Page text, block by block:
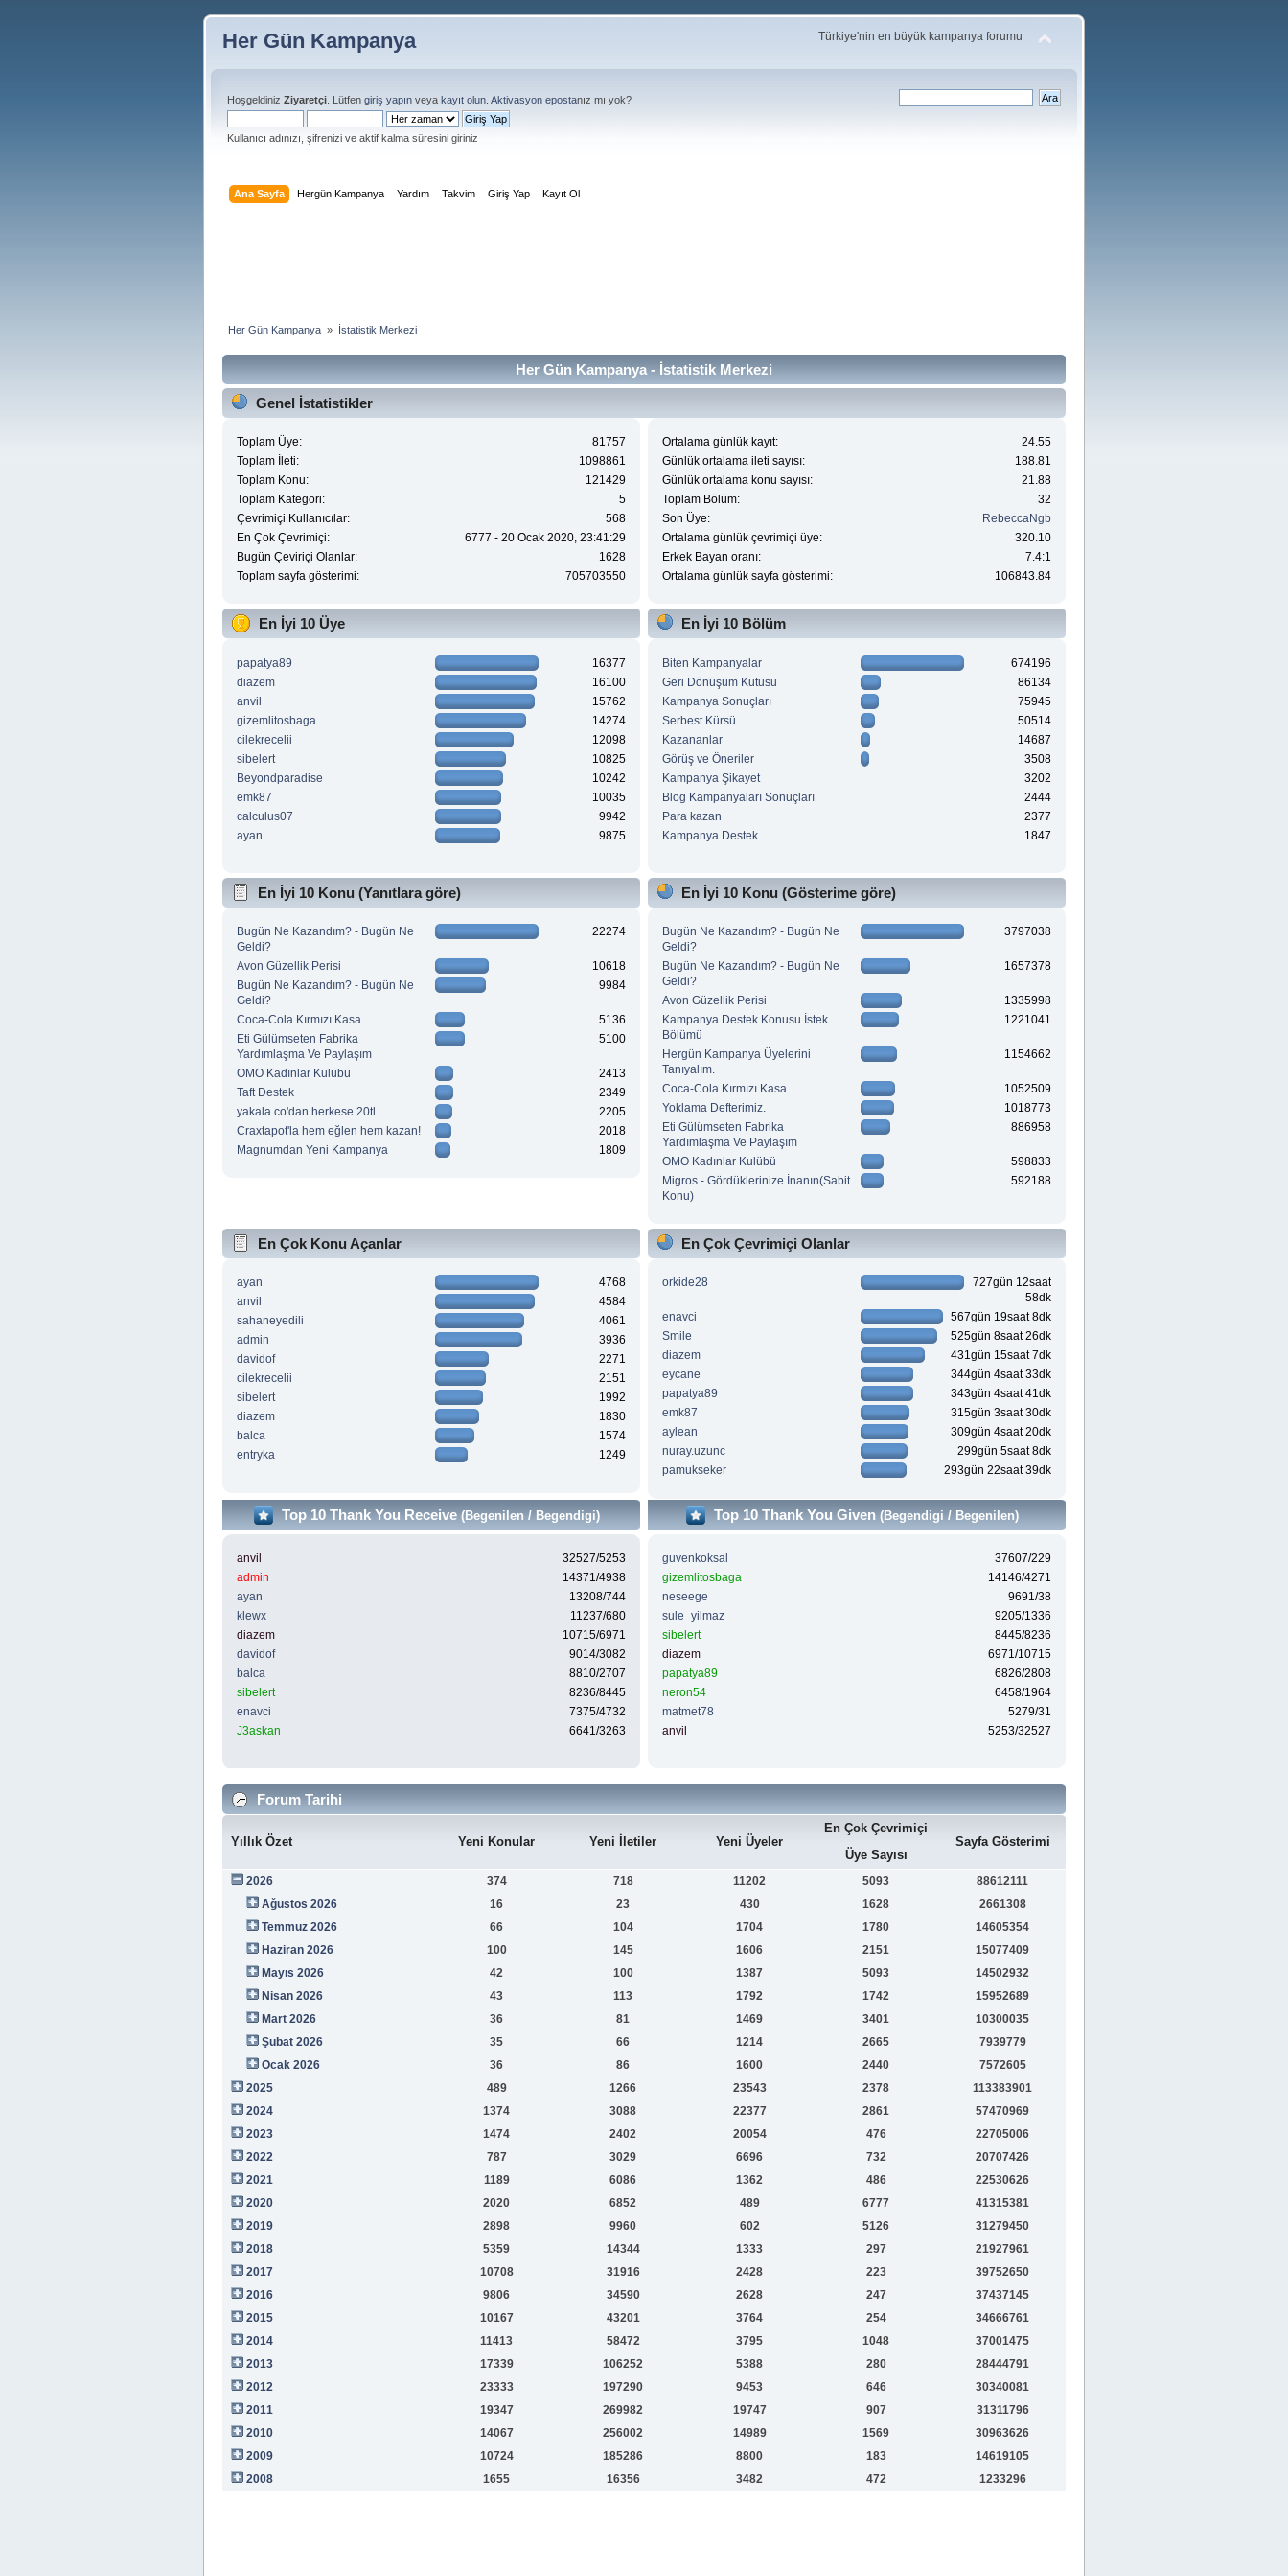
Her Gün Kampanya Türkiye'nin en büyük kampanya forumu
Hoşgeldiniz Ziyaretçi . Lütfen giriş yapın veya kayıt olun Aktivasyon epostanız mı yok?
Kullanıcı adınızı, şifrenizi ve aktif kalma süresini giriniz
Ana Sayfa Hergün Kampanya Yardım Takvim Giriş Yap Kayıt Ol
Her Gün Kampanya » İstatistik Merkezi
Her Gün Kampanya - İstatistik Merkezi
Genel İstatistikler
Toplam Üye:
81757
Toplam İleti:
1098861
Toplam Konu:
121429
Toplam Kategori:
5
Çevrimiçi Kullanıcılar:
568
En Çok Çevrimiçi:
6777 - 20 Ocak 2020, 23:41:29
Bugün Çeviriçi Olanlar:
1628
Toplam sayfa gösterimi:
705703550
Ortalama günlük kayıt:
24.55
Günlük ortalama ileti sayısı:
188.81
Günlük ortalama konu sayısı:
21.88
Toplam Bölüm:
32
Son Üye:
RebeccaNgb
Ortalama günlük çevrimiçi üye:
320.10
Erkek Bayan oranı:
7.4:1
Ortalama günlük sayfa gösterimi:
106843.84
En İyi 10 Üye
papatya89
16377
diazem
16100
anvil
15762
gizemlitosbaga
14274
cilekrecelii
12098
sibelert
10825
Beyondparadise
10242
emk87
10035
calculus07
9942
ayan
9875
En İyi 10 Bölüm
Biten Kampanyalar
674196
Geri Dönüşüm Kutusu
86134
Kampanya Sonuçları
75945
Serbest Kürsü
50514
Kazananlar
14687
Görüş ve Öneriler
3508
Kampanya Şikayet
3202
Blog Kampanyaları Sonuçları
2444
Para kazan
2377
Kampanya Destek
1847
En İyi 10 Konu (Yanıtlara göre)
Bugün Ne Kazandım? - Bugün Ne
Geldi?
22274
Avon Güzellik Perisi
10618
Bugün Ne Kazandım? - Bugün Ne
Geldi?
9984
Coca-Cola Kırmızı Kasa
5136
Eti Gülümseten Fabrika
Yardımlaşma Ve Paylaşım
5100
OMO Kadınlar Kulübü
2413
Taft Destek
2349
yakala.co'dan herkese 20tl
2205
Craxtapot'la hem eğlen hem kazan!
2018
Magnumdan Yeni Kampanya
1809
En İyi 10 Konu (Gösterime göre)
Bugün Ne Kazandım? - Bugün Ne
Geldi?
3797038
Bugün Ne Kazandım? - Bugün Ne
Geldi?
1657378
Avon Güzellik Perisi
1335998
Kampanya Destek Konusu İstek
Bölümü
1221041
Hergün Kampanya Üyelerini
Tanıyalım.
1154662
Coca-Cola Kırmızı Kasa
1052509
Yoklama Defterimiz.
1018773
Eti Gülümseten Fabrika
Yardımlaşma Ve Paylaşım
886958
OMO Kadınlar Kulübü
598833
Migros - Gördüklerinize İnanın(Sabit
Konu)
592188
En Çok Konu Açanlar
ayan
4768
anvil
4584
sahaneyedili
4061
admin
3936
davidof
2271
cilekrecelii
2151
sibelert
1992
diazem
1830
balca
1574
entryka
1249
En Çok Çevrimiçi Olanlar
orkide28
727gün 12saat
58dk
enavci
567gün 19saat 8dk
Smile
525gün 8saat 26dk
diazem
431gün 15saat 7dk
eycane
344gün 4saat 33dk
papatya89
343gün 4saat 41dk
emk87
315gün 3saat 30dk
aylean
309gün 4saat 20dk
nuray.uzunc
299gün 5saat 8dk
pamukseker
293gün 22saat 39dk
Top 10 Thank You Receive (Begenilen / Begendigi)
anvil
32527/5253
admin
14371/4938
ayan
13208/744
klewx
11237/680
diazem
10715/6971
davidof
9014/3082
balca
8810/2707
sibelert
8236/8445
enavci
7375/4732
J3askan
6641/3263
Top 10 Thank You Given(Begendigi / Begenilen)
guvenkoksal
37607/229
gizemlitosbaga
14146/4271
neseege
9691/38
sule_yilmaz
9205/1336
sibelert
8445/8236
diazem
6971/10715
papatya89
6826/2808
neron54
6458/1964
matmet78
5279/31
anvil
5253/32527
Forum Tarihi
Yıllık Özet Yeni Konular Yeni İletiler Yeni Üyeler
En Çok Çevrimiçi
Üye Sayısı
Sayfa Gösterimi
2026 374 718 11202 5093
88612111
Ağustos 2026
16 23 430 1628
2661308
Temmuz 2026
66 104 1704 1780
14605354
Haziran 2026
100 145 1606 2151
15077409
Mayıs 2026
42 100 1387 5093
14502932
Nisan 2026
43 113 1792 1742
15952689
Mart 2026
36 81 1469 3401
10300035
Şubat 2026
35 66 1214 2665
7939779
Ocak 2026
36 86 1600 2440
7572605
2025
489 1266 23543 2378
113383901
2024
1374 3088 22377 2861
57470969
2023
1474 2402 20054 476
22705006
2022
787 3029 6696 732
20707426
2021
1189 6086 1362 486
22530626
2020
2020 6852 489 6777
41315381
2019
2898 9960 602 5126
31279450
2018
5359 14344 1333 297
21927961
2017
10708 31916 2428 223
39752650
2016
9806 34590 2628 247
37437145
2015
10167 43201 3764 254
34666761
2014
11413 58472 3795 1048
37001475
2013
17339 106252 5388 280
28444791
2012
23333 197290 9453 646
30340081
2011
19347 269982 19747 907
31311796
2010
14067 256002 14989 1569
30963626
2009
10724 185286 8800 183
14619105
2008
1655 16356 3482 472 1233296